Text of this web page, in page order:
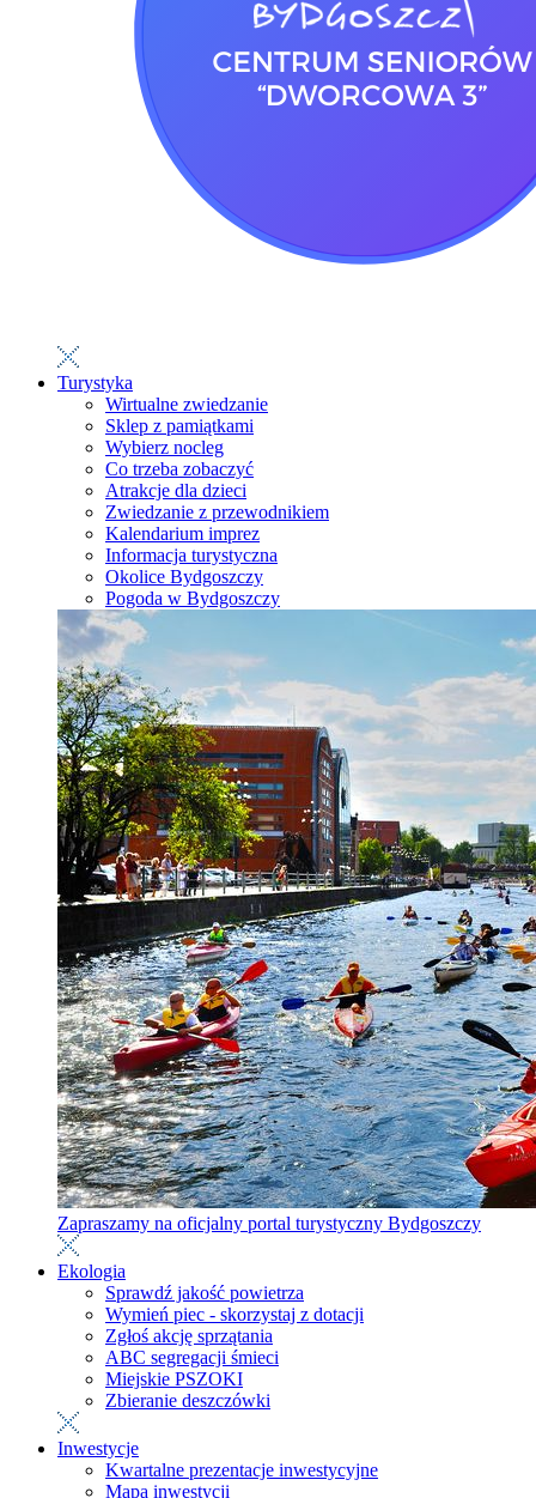
Turystyka
Wirtualne zwiedzanie
Sklep z pamiątkami
Wybierz nocleg
Co trzeba zobaczyć
Atrakcje dla dzieci
Zwiedzanie z przewodnikiem
Kalendarium imprez
Informacja turystyczna
Okolice Bydgoszczy
Pogoda w Bydgoszczy
Zapraszamy na oficjalny portal turystyczny Bydgoszczy
Ekologia
Sprawdź jakość powietrza
Wymień piec - skorzystaj z dotacji
Zgłoś akcję sprzątania
ABC segregacji śmieci
Miejskie PSZOKI
Zbieranie deszczówki
Inwestycje
Kwartalne prezentacje inwestycyjne
Mapa inwestycji